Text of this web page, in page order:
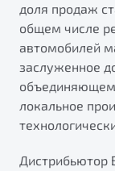
от 1 699 990
Обзор В
X70
Подробно
Автокредит
Будьте еще
"Помощь на
доля продаж
общем числе
автомобилей
заслуженное
локальное
Дистрибьютор